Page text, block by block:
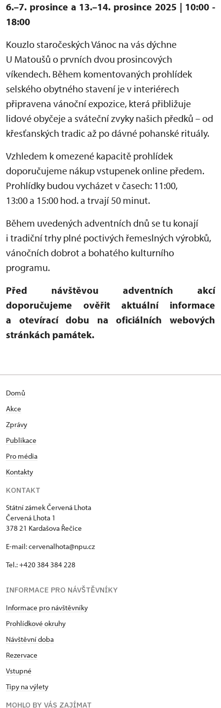
6.–7. prosince a 13.–14. prosince 2025 | 10:00 -
18:00
Kouzlo staročeských Vánoc na vás dýchne
U Matoušů o prvních dvou prosincových
víkendech. Během komentovaných prohlídek
selského obytného stavení je v interiérech
připravena vánoční expozice, která přibližuje
lidové obyčeje a sváteční zvyky našich předků – od
křesťanských tradic až po dávné pohanské rituály.
Vzhledem k omezené kapacitě prohlídek
doporučujeme nákup vstupenek online předem.
Prohlídky budou vycházet v časech: 11:00,
13:00 a 15:00 hod. a trvají 50 minut.
Během uvedených adventních dnů se tu konají
i tradiční trhy plné poctivých řemeslných výrobků,
vánočních dobrot a bohatého kulturního
programu.
Před návštěvou adventních akcí
doporučujeme ověřit aktuální informace
a otevírací dobu na oficiálních webových
stránkách památek.
Domů
Akce
Zprávy
Publikace
Pro média
Kontakty
KONTAKT
Státní zámek Červená Lhota
Červená Lhota 1
378 21 Kardašova Řečice
E-mail: cervenalhota@npu.cz
Tel.: +420 384 384 228
INFORMACE PRO NÁVŠTĚVNÍKY
Informace pro návštěvníky
Prohlídkové okruhy
Návštěvní doba
Rezervace
Vstupné
Tipy na výlety
MOHLO BY VÁS ZAJÍMAT